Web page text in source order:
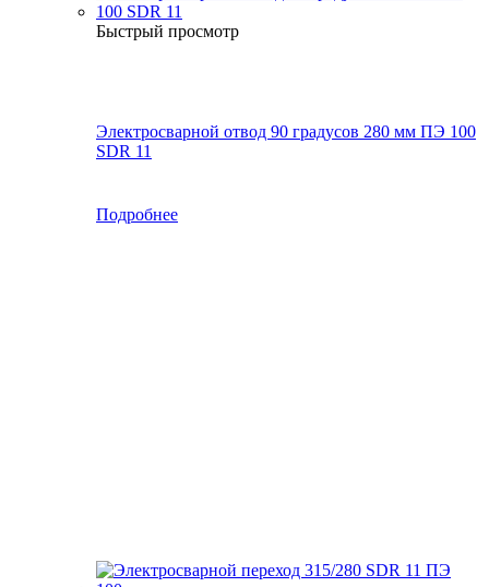
Быстрый просмотр
Электросварной отвод 90 градусов 280 мм ПЭ 100
SDR 11
Подробнее